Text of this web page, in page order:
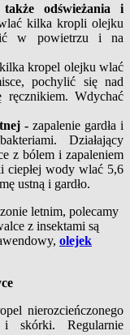
odświeżania i
kilka kropli olejku
w powietrzu i na
kropel olejku wlać
pochylić się nad
ręcznikiem. Wdychać
- zapalenie gardła i
Działający
z bólem i zapaleniem
wody wlać 5,6
ustną i gardło.
letnim, polecamy
z insektami są
olejek
nierozcieńczonego
skórki. Regularnie